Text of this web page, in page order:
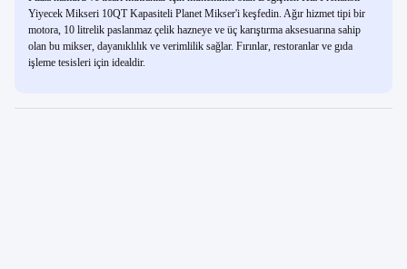
Yiyecek Mikseri 10QT Kapasiteli Planet Mikser'i keşfedin. Ağır hizmet tipi bir
motora, 10 litrelik paslanmaz çelik hazneye ve üç karıştırma aksesuarına sahip
olan bu mikser, dayanıklılık ve verimlilik sağlar. Fırınlar, restoranlar ve gıda
işleme tesisleri için idealdir.